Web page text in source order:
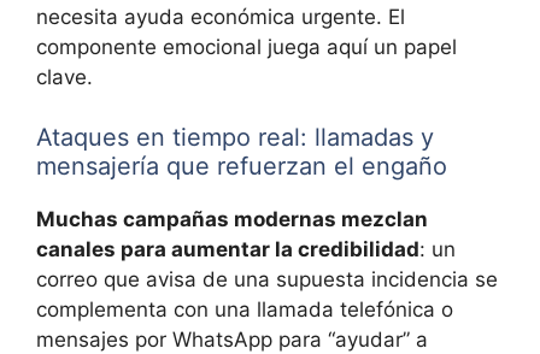
necesita ayuda económica urgente. El
componente emocional juega aquí un papel
clave.
Ataques en tiempo real: llamadas y
mensajería que refuerzan el engaño
Muchas campañas modernas mezclan
canales para aumentar la credibilidad: un
correo que avisa de una supuesta incidencia se
complementa con una llamada telefónica o
mensajes por WhatsApp para “ayudar” a